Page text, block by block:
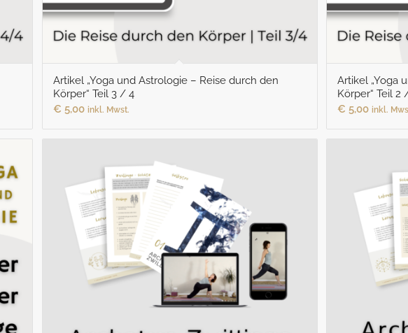
Artikel „Yoga und Astrologie – Reise durch den
Körper“ Teil 3 / 4
€ 5,00 inkl. Mwst.
Artikel „Yoga
Körper“ Teil 2
€ 5,00 inkl.